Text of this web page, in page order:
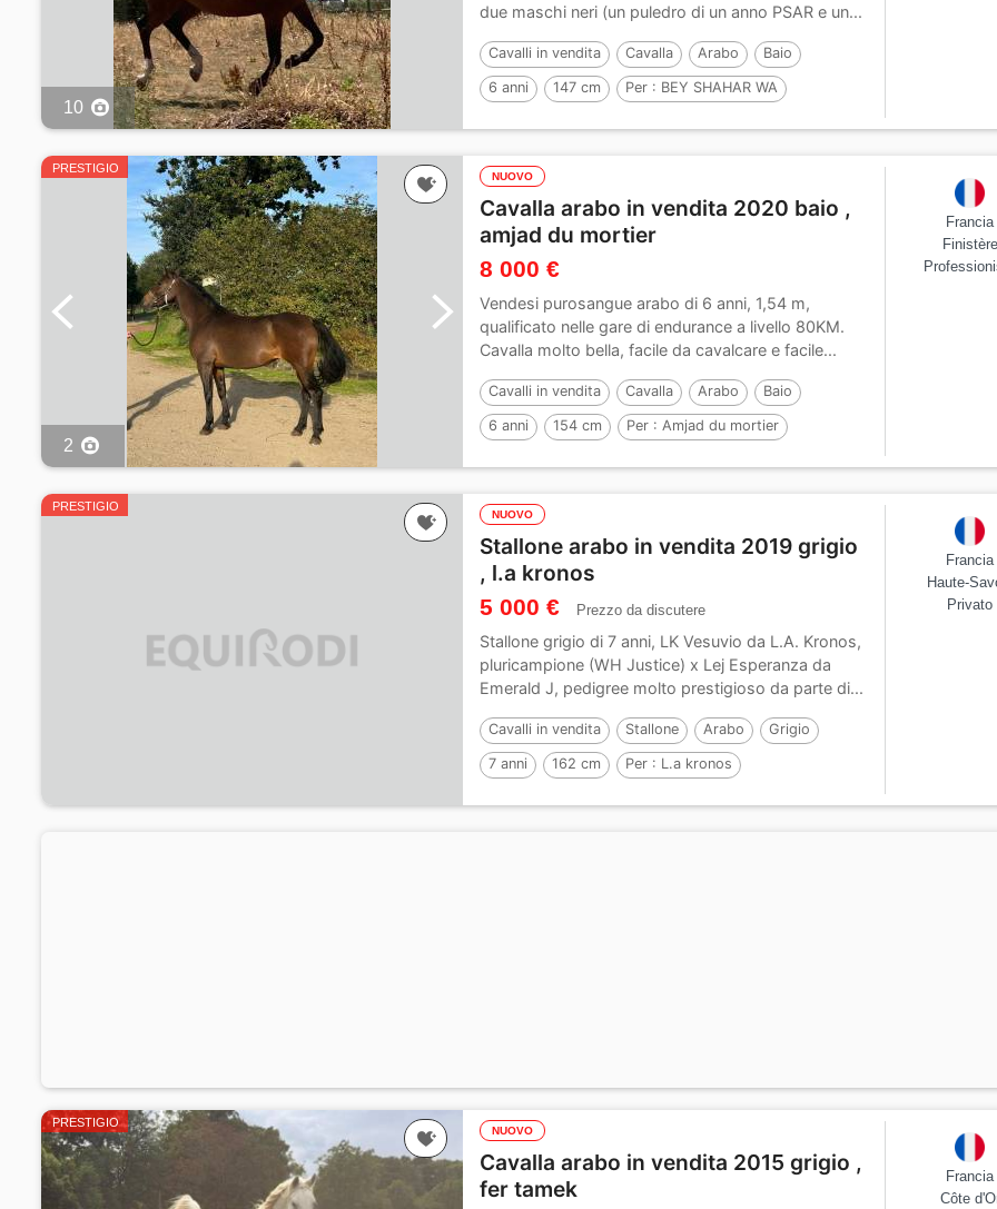
10
due maschi neri (un puledro di un anno PSAR e un...
Cavalli in vendita Cavalla Arabo Baio
6 anni 147 cm Per : BEY SHAHAR WA
PRESTIGIO
2
NUOVO
Cavalla arabo in vendita 2020 baio ,
amjad du mortier
8 000 €
Vendesi purosangue arabo di 6 anni, 1,54 m,
qualificato nelle gare di endurance a livello 80KM.
Cavalla molto bella, facile da cavalcare e facile...
Cavalli in vendita Cavalla Arabo Baio
6 anni 154 cm Per :Amjad du mortier
Francia
Finistère
PRESTIGIO
NUOVO
Stallone arabo in vendita 2019 grigio
, l.a kronos
5 000 € Prezzo da discutere
Stallone grigio di 7 anni, LK Vesuvio da L.A. Kronos,
pluricampione (WH Justice) x Lej Esperanza da
Emerald J, pedigree molto prestigioso da parte di...
Cavalli in vendita Stallone Arabo Grigio
7 anni 162 cm Per : L.a kronos
Francia
Haute-
Privato
PRESTIGIO
NUOVO
Cavalla arabo in vendita 2015 grigio ,
fer tamek
Francia
Côte